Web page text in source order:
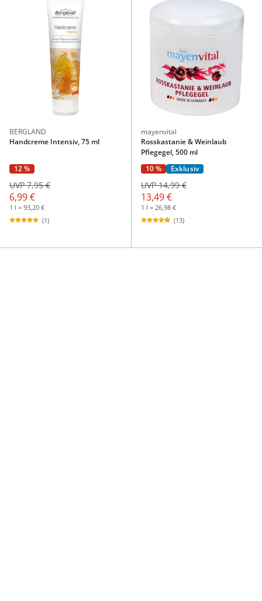
BERGLAND
Handcreme Intensiv, 75 ml
12 %
6,99 €
UVP 7,95 €
1 l = 93,20 €
(1)
mayenvital
Rosskastanie & Weinlaub
Pflegegel, 500 ml
10 %
Exklusiv
13,49 €
UVP 14,99 €
1 l = 26,98 €
(13)